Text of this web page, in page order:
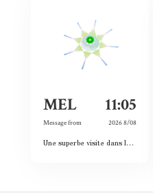
MEL 11:05
Message from 2026 8/08
Une superbe visite dans le passé, le présent et le futur. Les images et vidéos sont sublimes et nous rappellent l’histoire passée.